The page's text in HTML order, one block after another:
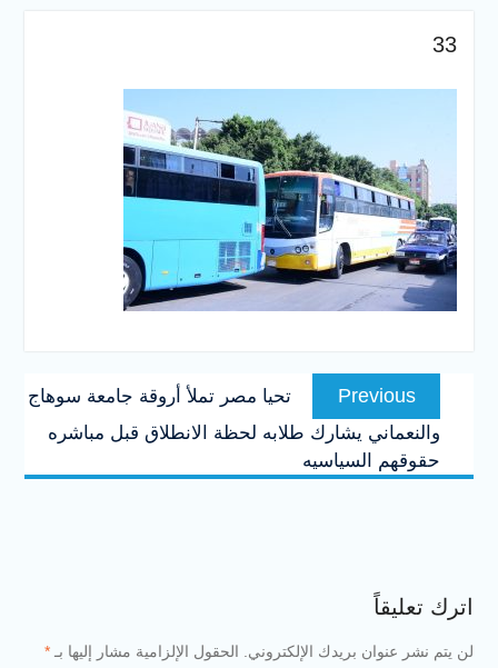
الإلكتروني للقبول بالجامعات
2026
33
تصفّح
المقالاتPrevious
Previous
post:
تحيا مصر تملأ أروقة جامعة سوهاج
والنعماني يشارك طلابه لحظة الانطلاق قبل مباشره
حقوقهم السياسيه
اترك تعليقاً
لن يتم نشر عنوان بريدك الإلكتروني. الحقول الإلزامية مشار إليها بـ *